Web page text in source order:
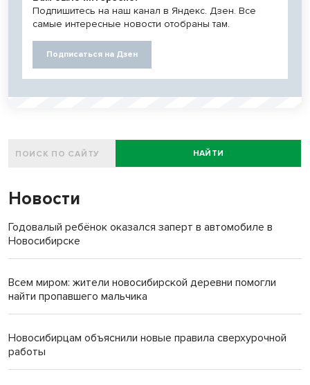
Подпишитесь на наш канал в Яндекс. Дзен. Все
самые интересные новости отобраны там.
Подписаться на Дзен
НАЙТИ
Новости
Годовалый ребёнок оказался заперт в автомобиле в
Новосибирске
Всем миром: жители новосибирской деревни помогли
найти пропавшего мальчика
Новосибирцам объяснили новые правила сверхурочной
работы